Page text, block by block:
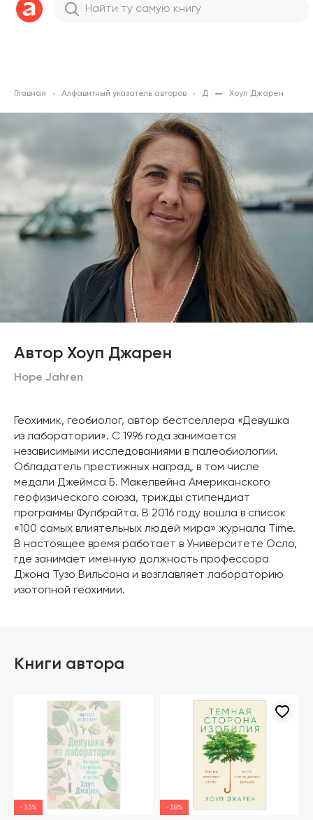
Главная Алфавитный указатель авторов Д Хоуп Джарен
Автор Хоуп Джарен
Hope Jahren
Геохимик, геобиолог, автор бестселлера «Девушка
из лаборатории». С 1996 года занимается
независимыми исследованиями в палеобиологии.
Обладатель престижных наград, в том числе
медали Джеймса Б. Макелвейна Американского
геофизического союза, трижды стипендиат
программы Фулбрайта. В 2016 году вошла в список
«100 самых влиятельных людей мира» журнала Time.
В настоящее время работает в Университете Осло,
где занимает именную должность профессора
Джона Тузо Вильсона и возглавляет лабораторию
изотопной геохимии.
Книги автора
-33% -38%